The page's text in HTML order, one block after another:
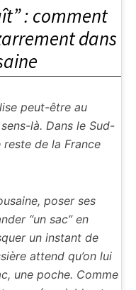
: comment
dans
peut-être au
là. Dans le Sud-
reste de la France
poser ses
“un sac” en
un instant de
attend qu’on lui
une poche. Comme